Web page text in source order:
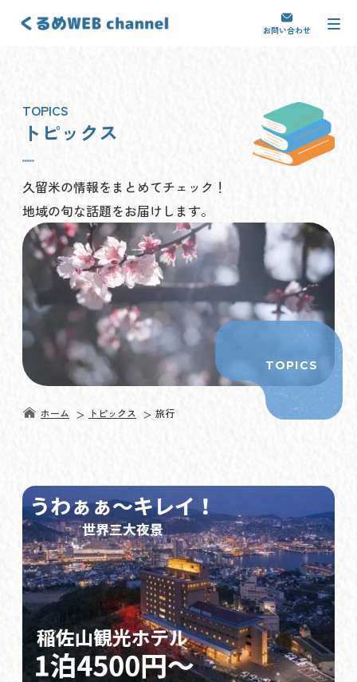
お問い合わせ
トピックス
久留米の情報をまとめてチェック！
地域の旬な話題をお届けします。
TOPICS
ホーム トピックス 旅行